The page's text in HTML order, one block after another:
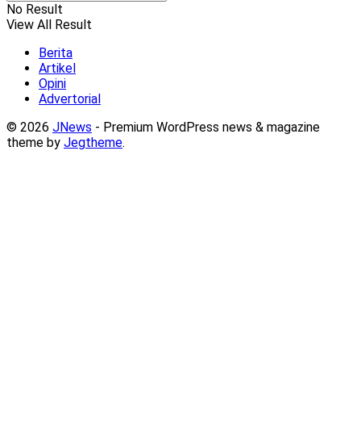
No Result
View All Result
Berita
Artikel
Opini
Advertorial
© 2026 JNews - Premium WordPress news & magazine
theme by Jegtheme.